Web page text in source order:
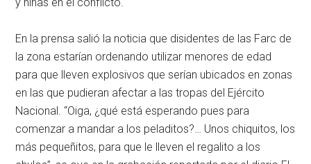
y niñas en el conflicto.
En la prensa salió la noticia que disidentes de las Farc de
la zona estarían ordenando utilizar menores de edad
para que lleven explosivos que serían ubicados en zonas
en las que pudieran afectar a las tropas del Ejército
Nacional. “Oiga, ¿qué está esperando pues para
comenzar a mandar a los peladitos?… Unos chiquitos, los
más pequeñitos, para que le lleven el regalito a los